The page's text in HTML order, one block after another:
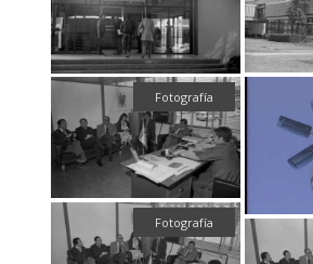
Fotografía
Fotografía